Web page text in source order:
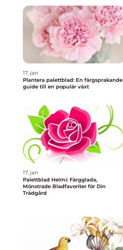
17. jan
Plantera palettblad: En färgsprakande
guide till en populär växt
17. jan
Palettblad Helmi: Färgglada,
Mönstrade Bladfavoriter för Din
Trädgård